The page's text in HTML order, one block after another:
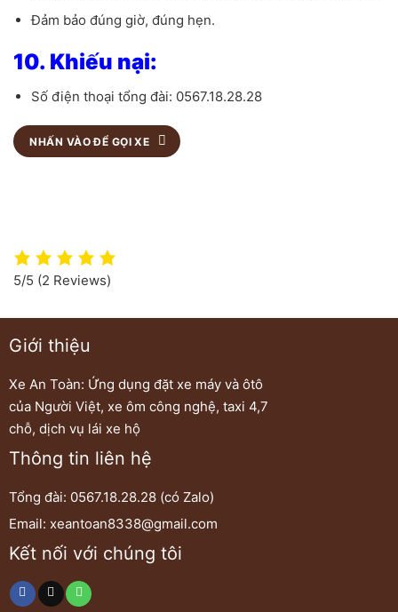
Đảm bảo đúng giờ, đúng hẹn.
10. Khiếu nại:
Số điện thoại tổng đài: 0567.18.28.28
NHẤN VÀO ĐỂ GỌI XE
5/5 (2 Reviews)
Giới thiệu
Xe An Toàn: Ứng dụng đặt xe máy và ôtô
của Người Việt, xe ôm công nghệ, taxi 4,7
chỗ, dịch vụ lái xe hộ
Thông tin liên hệ
Tổng đài: 0567.18.28.28 (có Zalo)
Email: xeantoan8338@gmail.com
Kết nối với chúng tôi